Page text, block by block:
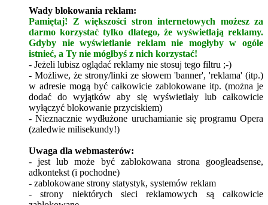
Wady blokowania reklam:
Pamiętaj! Z większości stron internetowych możesz za
darmo korzystać tylko dlatego, że wyświetlają reklamy.
Gdyby nie wyświetlanie reklam nie mogłyby w ogóle
istnieć, a Ty nie mógłbyś z nich korzystać!
- Jeżeli lubisz oglądać reklamy nie stosuj tego filtru ;-)
- Możliwe, że strony/linki ze słowem 'banner', 'reklama' (itp.)
w adresie mogą być całkowicie zablokowane itp. (można je
dodać do wyjątków aby się wyświetlały lub całkowicie
wyłączyć blokowanie przyciskiem)
- Nieznacznie wydłużone uruchamianie się programu Opera
(zaledwie milisekundy!)
Uwaga dla webmasterów:
- jest lub może być zablokowana strona googleadsense,
adkontekst (i pochodne)
- zablokowane strony statystyk, systemów reklam
- strony niektórych sieci reklamowych są całkowicie